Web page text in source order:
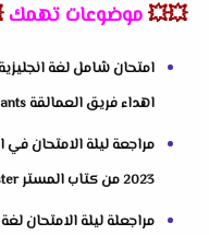
💥💥موضوعات تهمك
اهداء فريق العمالقة Giants
مراجعة ليلة الامتحان في
2023 من كتاب المستر El-Mister
مراجعلة ليلة الامتحان